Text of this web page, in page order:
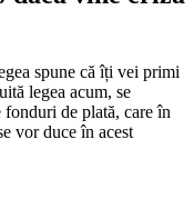
spune că îți vei primi
legea acum, se
de plată, care în
vor duce în acest